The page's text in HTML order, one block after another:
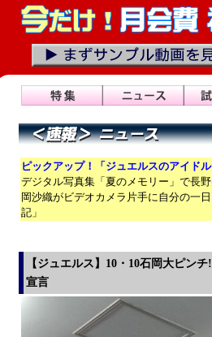
ピックアップ！「ジュエルスのアイド
デジタル写真集「夏のメモリー」で長
岡沙織がビデオカメラ片手に自分の一
記」
【ジュエルス】10・10石岡大ピン
宣言